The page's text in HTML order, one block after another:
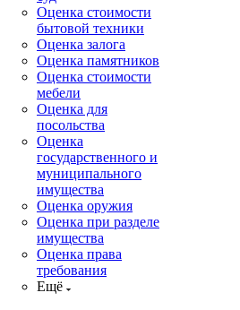
Оценка стоимости
бытовой техники
Оценка залога
Оценка памятников
Оценка стоимости
мебели
Оценка для
посольства
Оценка
государственного и
муниципального
имущества
Оценка оружия
Оценка при разделе
имущества
Оценка права
требования
Ещё